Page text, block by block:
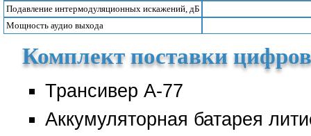
Подавление интермодуляционных искажений, дБ
Мощность аудио выхода
Комплект поставки
Трансивер А-77
Аккумуляторная батарея